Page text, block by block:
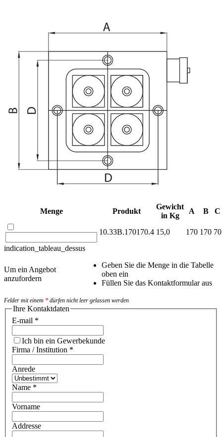
Menge Produkt
Gewicht
in Kg
A B C
10.33B.170170.4 15,0 170 170 70
indication_tableau_dessus
Um ein Angebot
anzufordern
Geben Sie die Menge in die Tabelle
oben ein
Füllen Sie das Kontaktformular aus
Felder mit einem * dürfen nicht leer gelassen werden
Ihre Kontaktdaten
E-mail *
Ich bin ein Gewerbekunde
Firma / Institution *
Anrede
Name *
Vorname
Addresse